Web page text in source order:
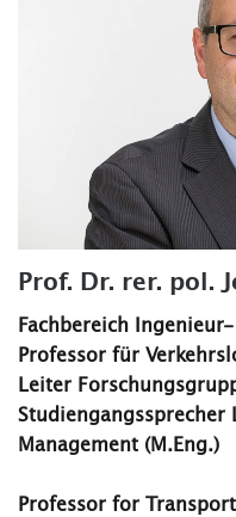
Prof. Dr. rer. pol.
Fachbereich
Professor für
Leiter
Studiengangssprecher
Management (M.Eng.)
Professor for